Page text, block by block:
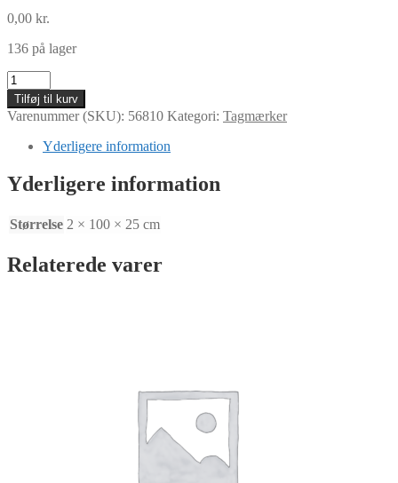
0,00 kr.
136 på lager
ALU
B100
x
H25
1xø4
antal
Tilføj til kurv
Varenummer (SKU): 56810 Kategori: Tagmærker
Yderligere information
Yderligere information
Størrelse 2 × 100 × 25 cm
Relaterede varer